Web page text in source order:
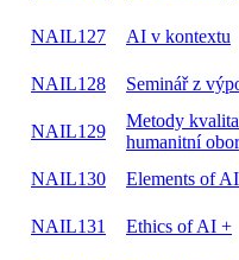
NAIL127 AI v kontextu
NAIL128 Seminář z
NAIL129
Metody
humanitní
NAIL130 Elements of
NAIL131 Ethics of AI +